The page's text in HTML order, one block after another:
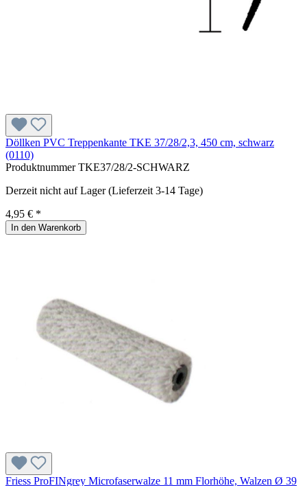
Döllken PVC Treppenkante TKE 37/28/2,3, 450 cm, schwarz
(0110)
ProduktnummerTKE37/28/2-SCHWARZ
Derzeit nicht auf Lager (Lieferzeit 3-14 Tage)
4,95 € *
In den Warenkorb
Friess ProFINgrey Microfaserwalze 11 mm Florhöhe, Walzen Ø 39